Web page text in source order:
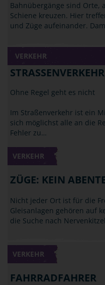
Bahnübergänge sind Orte,
Schiene kreuzen. Hier
und Züge aufeinander.
VERKEHR
STRASSENVERKEHR
Ohne Regel geht es nicht
Im Straßenverkehr ist ein
sich möglichst alle an die
Fehler zu…
VERKEHR
ZÜGE: KEIN
Nicht jeder Ort ist für die
Gleisanlagen gehören auf
die Suche nach
VERKEHR
FAHRRADFAHRER